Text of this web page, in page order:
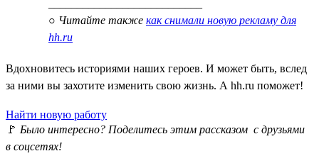
○ Читайте также как снимали новую рекламу для
hh.ru
Вдохновитесь историями наших героев. И может быть, вслед
за ними вы захотите изменить свою жизнь. А hh.ru поможет!
Найти новую работу
🚩 Было интересно? Поделитесь этим рассказом с друзьями
в соцсетях!